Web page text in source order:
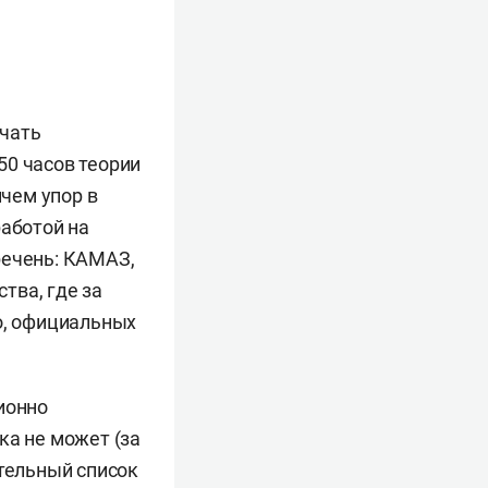
часов теории
упор в
на
КАМАЗ,
где за
официальных
не может (за
список